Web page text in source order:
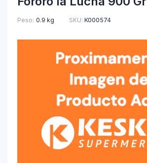
Peso 0.9 kg SKU: K000574